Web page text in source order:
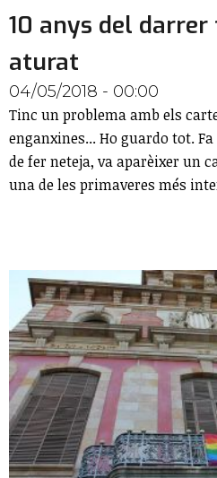
10 anys del
aturat
04/05/2018 - 00:00
Tinc un problema amb els
enganxines... Ho guardo tot.
de fer neteja, va aparèixer un
una de les primaveres més